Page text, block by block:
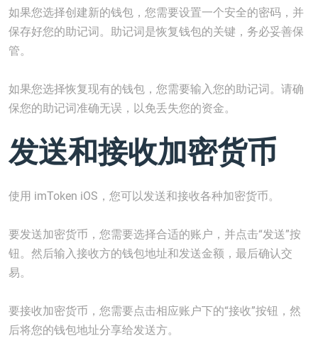
如果您选择创建新的钱包，您需要设置一个安全的密码，并
保存好您的助记词。助记词是恢复钱包的关键，务必妥善保
管。
如果您选择恢复现有的钱包，您需要输入您的助记词。请确
保您的助记词准确无误，以免丢失您的资金。
发送和接收加密货币
使用 imToken iOS，您可以发送和接收各种加密货币。
要发送加密货币，您需要选择合适的账户，并点击“发送”按
钮。然后输入接收方的钱包地址和发送金额，最后确认交
易。
要接收加密货币，您需要点击相应账户下的“接收”按钮，然
后将您的钱包地址分享给发送方。